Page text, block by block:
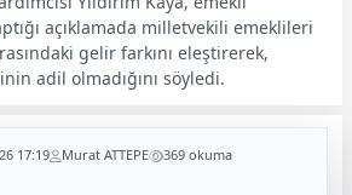
açıklamada milletvekili emeklileri
gelir farkını eleştirerek,
adil olmadığını söyledi.
17:19 Murat ATTEPE 369 okuma